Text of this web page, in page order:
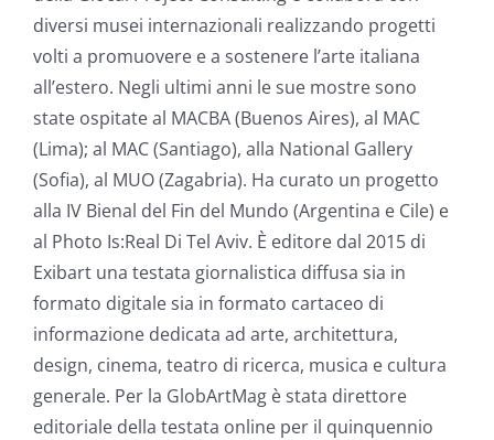
diversi musei internazionali realizzando progetti
volti a promuovere e a sostenere l’arte italiana
all’estero. Negli ultimi anni le sue mostre sono
state ospitate al MACBA (Buenos Aires), al MAC
(Lima); al MAC (Santiago), alla National Gallery
(Sofia), al MUO (Zagabria). Ha curato un progetto
alla IV Bienal del Fin del Mundo (Argentina e Cile) e
al Photo Is:Real Di Tel Aviv. È editore dal 2015 di
Exibart una testata giornalistica diffusa sia in
formato digitale sia in formato cartaceo di
informazione dedicata ad arte, architettura,
design, cinema, teatro di ricerca, musica e cultura
generale. Per la GlobArtMag è stata direttore
editoriale della testata online per il quinquennio